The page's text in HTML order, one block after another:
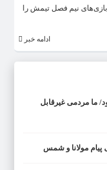
نیم فصل تیمش را
ادامه خبر
ما مردمی غیرقابل